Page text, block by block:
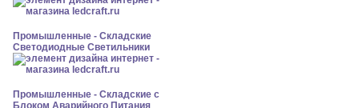
Промышленные - Складские
Светодиодные Светильники
Промышленные - Складские с
Блоком Аварийного Питания